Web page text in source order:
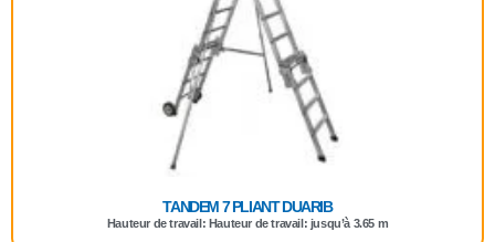
TANDEM 7 PLIANT DUARIB
Hauteur de travail: Hauteur de travail: jusqu’à 3.65 m